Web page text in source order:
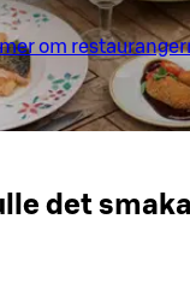
om
det